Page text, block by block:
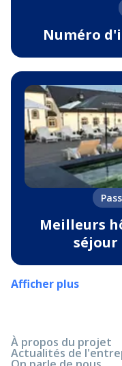
Numéro
Meilleurs
séjour
Afficher plus
À propos du projet
Actualités de